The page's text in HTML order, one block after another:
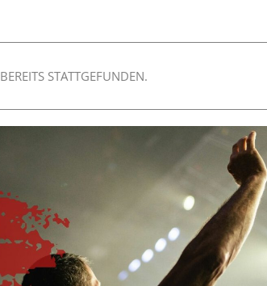
STATTGEFUNDEN.